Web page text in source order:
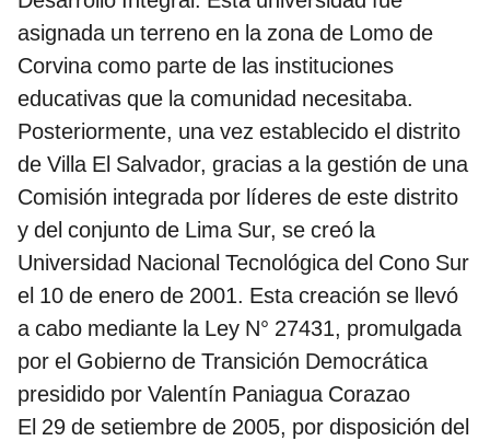
asignada un terreno en la zona de Lomo de
Corvina como parte de las instituciones
educativas que la comunidad necesitaba.
Posteriormente, una vez establecido el distrito
de Villa El Salvador, gracias a la gestión de una
Comisión integrada por líderes de este distrito
y del conjunto de Lima Sur, se creó la
Universidad Nacional Tecnológica del Cono Sur
el 10 de enero de 2001. Esta creación se llevó
a cabo mediante la Ley N° 27431, promulgada
por el Gobierno de Transición Democrática
presidido por Valentín Paniagua Corazao
El 29 de setiembre de 2005, por disposición del